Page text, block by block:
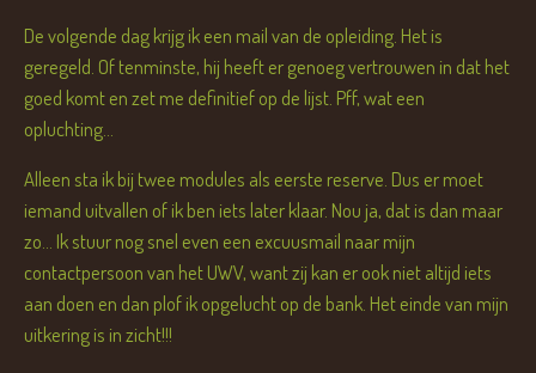
De volgende dag krijg ik een mail van de opleiding. Het is
geregeld. Of tenminste, hij heeft er genoeg vertrouwen in dat het
goed komt en zet me definitief op de lijst. Pff, wat een
opluchting...
Alleen sta ik bij twee modules als eerste reserve. Dus er moet
iemand uitvallen of ik ben iets later klaar. Nou ja, dat is dan maar
zo... Ik stuur nog snel even een excuusmail naar mijn
contactpersoon van het UWV, want zij kan er ook niet altijd iets
aan doen en dan plof ik opgelucht op de bank. Het einde van mijn
uitkering is in zicht!!!